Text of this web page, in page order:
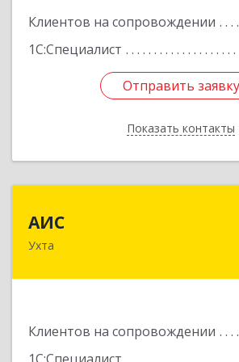
Клиентов на сопровождении
1С:Специалист
Отправить заявку
Показать контакты
Отправить заявку
Назад
АИС
Ухта
Клиентов на сопровождении
169310, Коми Респ, Ухта г,